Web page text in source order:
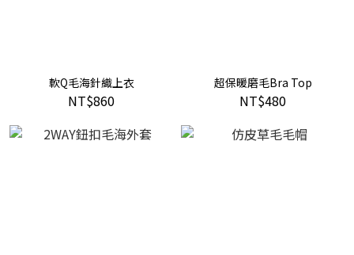
軟Q毛海針織上衣
NT$860
超保暖磨毛Bra Top
NT$480